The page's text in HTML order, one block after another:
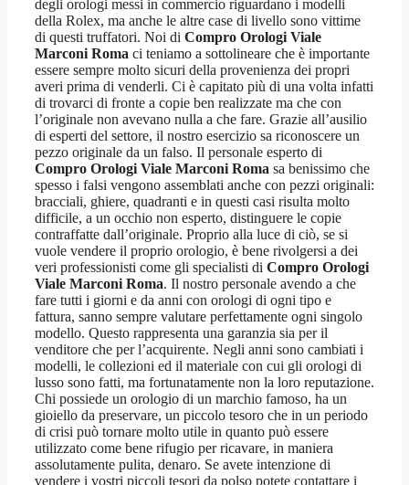
degli orologi messi in commercio riguardano i modelli
della Rolex, ma anche le altre case di livello sono vittime
di questi truffatori. Noi di Compro Orologi Viale
Marconi Roma ci teniamo a sottolineare che è importante
essere sempre molto sicuri della provenienza dei propri
averi prima di venderli. Ci è capitato più di una volta infatti
di trovarci di fronte a copie ben realizzate ma che con
l’originale non avevano nulla a che fare. Grazie all’ausilio
di esperti del settore, il nostro esercizio sa riconoscere un
pezzo originale da un falso. Il personale esperto di
Compro Orologi Viale Marconi Roma sa benissimo che
spesso i falsi vengono assemblati anche con pezzi originali:
bracciali, ghiere, quadranti e in questi casi risulta molto
difficile, a un occhio non esperto, distinguere le copie
contraffatte dall’originale. Proprio alla luce di ciò, se si
vuole vendere il proprio orologio, è bene rivolgersi a dei
veri professionisti come gli specialisti di Compro Orologi
Viale Marconi Roma. Il nostro personale avendo a che
fare tutti i giorni e da anni con orologi di ogni tipo e
fattura, sanno sempre valutare perfettamente ogni singolo
modello. Questo rappresenta una garanzia sia per il
venditore che per l’acquirente. Negli anni sono cambiati i
modelli, le collezioni ed il materiale con cui gli orologi di
lusso sono fatti, ma fortunatamente non la loro reputazione.
Chi possiede un orologio di un marchio famoso, ha un
gioiello da preservare, un piccolo tesoro che in un periodo
di crisi può tornare molto utile in quanto può essere
utilizzato come bene rifugio per ricavare, in maniera
assolutamente pulita, denaro. Se avete intenzione di
vendere i vostri piccoli tesori da polso potete contattare i